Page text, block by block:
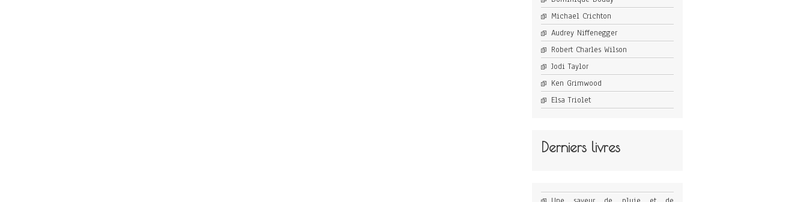
Michael Crichton
Audrey Niffenegger
Robert Charles Wilson
Jodi Taylor
Ken Grimwood
Elsa Triolet
Derniers livres